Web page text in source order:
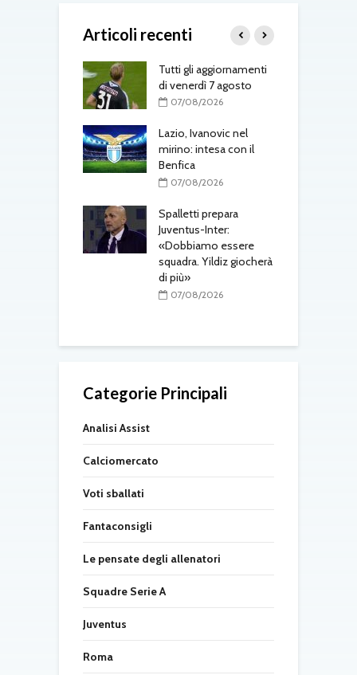
Articoli recenti
Tutti gli aggiornamenti
di venerdì 7 agosto
07/08/2026
Lazio, Ivanovic nel
mirino: intesa con il
Benfica
07/08/2026
Spalletti prepara
Juventus-Inter:
«Dobbiamo essere
squadra. Yildiz giocherà
di più»
07/08/2026
Categorie Principali
Analisi Assist
Calciomercato
Voti sballati
Fantaconsigli
Le pensate degli allenatori
Squadre Serie A
Juventus
Roma